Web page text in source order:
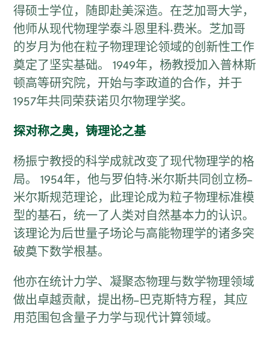
得硕士学位，随即赴美深造。在芝加哥大学，
他师从现代物理学泰斗恩里科·费米。芝加哥
的岁月为他在粒子物理理论领域的创新性工作
奠定了坚实基础。 1949年，杨教授加入普林斯
顿高等研究院，开始与李政道的合作，并于
1957年共同荣获诺贝尔物理学奖。
探对称之奥，铸理论之基
杨振宁教授的科学成就改变了现代物理学的格
局。 1954年，他与罗伯特·米尔斯共同创立杨–
米尔斯规范理论，此理论成为粒子物理标准模
型的基石，统一了人类对自然基本力的认识。
该理论为后世量子场论与高能物理学的诸多突
破奠下数学根基。
他亦在统计力学、凝聚态物理与数学物理领域
做出卓越贡献，提出杨–巴克斯特方程，其应
用范围包含量子力学与现代计算领域。